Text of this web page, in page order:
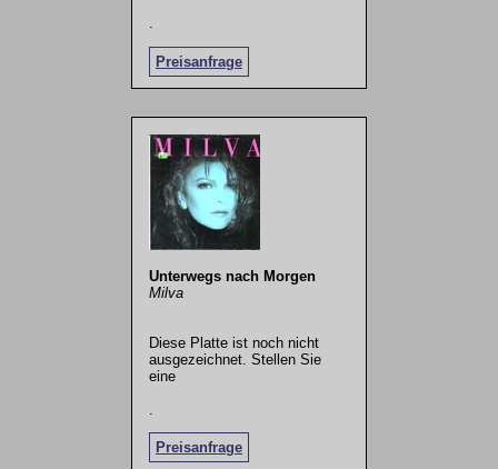
Preisanfrage
.
Unterwegs nach Morgen
Milva
Diese Platte ist noch nicht
ausgezeichnet. Stellen Sie
eine
Preisanfrage
.